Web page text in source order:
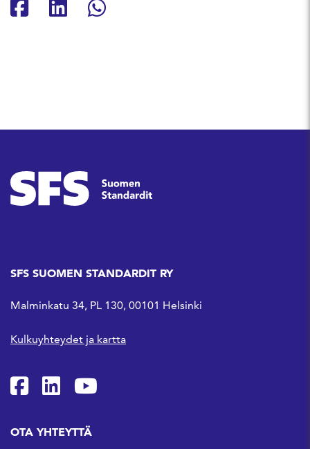
Jaa Facebookissa
Jaa Linkedinissä
Jaa Whatsappissa
SFS SUOMEN STANDARDIT RY
Malminkatu 34, PL 130, 00101 Helsinki
Kulkuyhteydet ja kartta
SFS Facebookissa
SFS Linkedinissä
SFS Youtubessa
OTA YHTEYTTÄ